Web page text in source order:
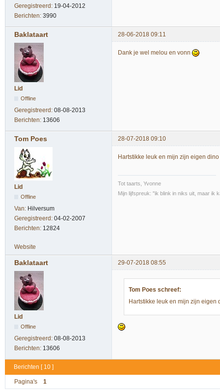
Geregistreerd: 19-04-2012
Berichten: 3990
Baklataart 28-06-2018 09:11
Lid
Offline
Geregistreerd: 08-08-2013
Berichten: 13606
Dank je wel melou en vonn
Tom Poes 28-07-2018 09:10
Lid
Offline
Van: Hilversum
Geregistreerd: 04-02-2007
Berichten: 12824
Hartstikke leuk en mijn zijn eigen
Tot taarts, Yvonne
Mijn lijfspreuk: "ik blink in niks uit, maar ik
Website
Baklataart 29-07-2018 08:55
Lid
Offline
Geregistreerd: 08-08-2013
Berichten: 13606
Tom Poes schreef:
Hartstikke leuk en mijn zijn eigen
Berichten [ 10 ]
Pagina's 1